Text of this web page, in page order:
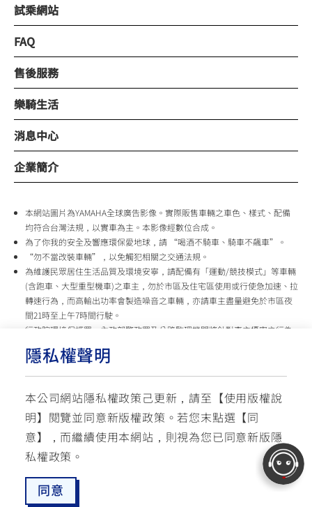
隱私權聲明
本公司網站隱私權政策己更新，請至【使用版權說
明】閱覽並同意新版權政策。 若您末點選【同
意】，而繼續使用本網站，則視為您已同意新版隱
私權政策。
同意
試乘網站
FAQ
售後服務
樂騎生活
消息中心
企業簡介
本網站圖片為YAMAHA全球廣告影像。實際販售車輛之車色、樣式、配備
均符合台灣法規，以實車為主。本影像經數位合成。
為了你我的安全及響應環保愛地球，請 “喝酒不騎車、騎車不飆車”。
“勿不當改裝車輛”，以免觸犯相關之交通法規。
為維護民眾居住生活品質及環境安寧，請配備有「運動/競技模式」等車輛
(含跑車、大型重型機車)之車主，勿於市區及住宅區使用或行使急加速、拉
轉速行為，而高輸出功率會製造噪音之車輛，亦請車主盡量避免於市區夜
間21時至上午7時間行駛。
行政院環境保護署、內政部警政署及公路監理機關將針對車主擾寧之行為
台灣山葉機車 關心您
使用版權說明 隱私權政策 交通安全入口網
☏ 免付費客服專線: 0800-631-680 ✉ 聯繫客服
每週一 ~ 五 08:00~12:10 / 13:00~16:40(國定假日與公司假日除外)
© YAMAHA MOTOR TAIWAN CO., LTD. All Rights Reserved.